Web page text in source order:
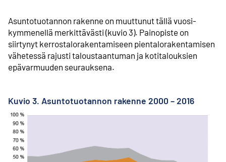
Asuntotuotannon rakenne on muuttunut tällä vuosi­
kymmenellä merkittävästi (kuvio 3). Painopiste on
siirtynyt kerrostalo­rakentamiseen pientalo­rakentamisen
vähetessä rajusti talous­taantuman ja koti­talouksien
epävarmuuden seurauksena.
Kuvio 3. Asuntotuotannon rakenne 2000 – 2016